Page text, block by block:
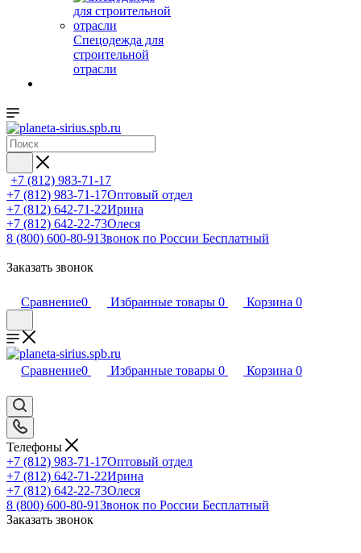
Спецодежда для
строительной
отрасли
+7 (812) 983-71-17
+7 (812) 983-71-17Оптовый отдел
+7 (812) 642-71-22Ирина
+7 (812) 642-22-73Олеся
8 (800) 600-80-91Звонок по России Бесплатный
Заказать звонок
Сравнение0 Избранные товары 0 Корзина 0
Сравнение0 Избранные товары 0 Корзина 0
Телефоны
+7 (812) 983-71-17Оптовый отдел
+7 (812) 642-71-22Ирина
+7 (812) 642-22-73Олеся
8 (800) 600-80-91Звонок по России Бесплатный
Заказать звонок